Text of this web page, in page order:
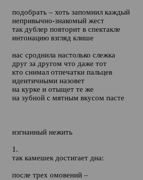
подобрать – хоть запомнил каждый
непривычно-знакомый жест
так дублер повторит в спектакле
интонацию взгляд клише
нас сроднила настолько слежка
друг за другом что даже тот
кто снимал отпечатки пальцев
идентичными назовет
на курке и отыщет те же
на зубной с мятным вкусом пасте
изгнанный нежить
1.
так камешек достигает дна:
после трех омовений –